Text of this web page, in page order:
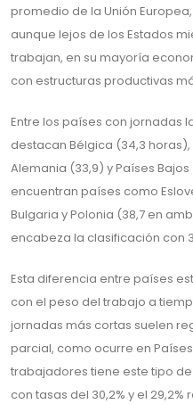
promedio de la Unión
aunque lejos de los Estados
trabajan, en su mayoría
con estructuras productivas
Entre los países con jornadas
destacan Bélgica (34,3
Alemania (33,9) y Países
encuentran países como
Bulgaria y Polonia (38,7 en
encabeza la clasificación con
Esta diferencia entre países
con el peso del trabajo a
jornadas más cortas suelen
parcial, como ocurre en
trabajadores tiene este tipo
con tasas del 30,2% y el